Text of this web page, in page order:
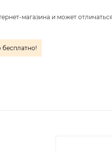
магазина и может
бесплатно!